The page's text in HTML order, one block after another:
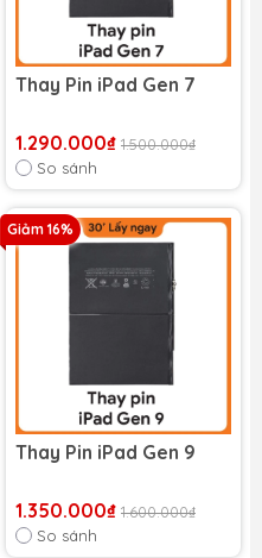
Thay Pin iPad Gen 7
1.290.000₫ 1.500.000₫
So sánh
Giảm 16%
Thay Pin iPad Gen 9
1.350.000₫ 1.600.000₫
So sánh